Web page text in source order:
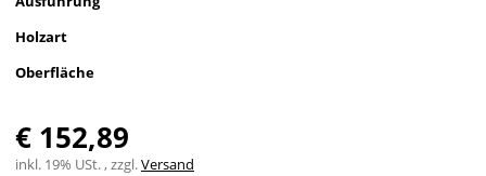
Holzart
Oberfläche
€ 152,89
inkl. 19% USt. , zzgl.Versand